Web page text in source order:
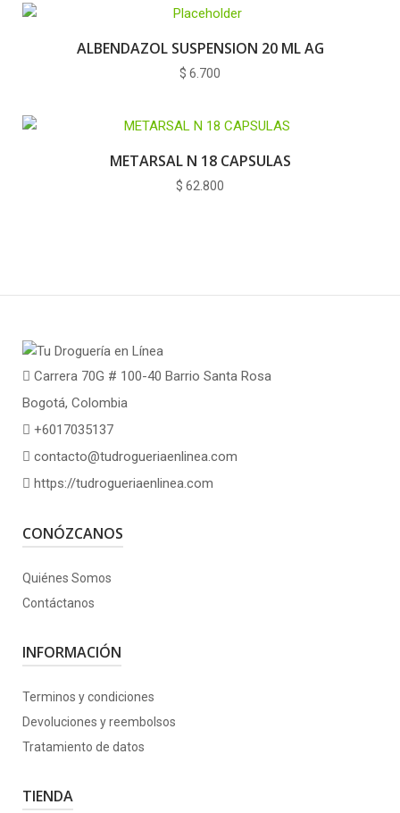
ALBENDAZOL SUSPENSION 20 ML AG
$ 6.700
METARSAL N 18 CAPSULAS
$ 62.800
Carrera 70G # 100-40 Barrio Santa Rosa
Bogotá, Colombia
+6017035137
contacto@tudrogueriaenlinea.com
https://tudrogueriaenlinea.com
CONÓZCANOS
Quiénes Somos
Contáctanos
INFORMACIÓN
Terminos y condiciones
Devoluciones y reembolsos
Tratamiento de datos
TIENDA